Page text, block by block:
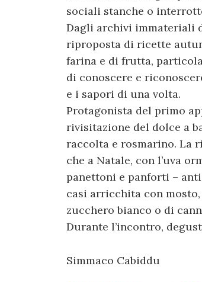
sociali stanche o
Dagli archivi immateriali
riproposta di ricette
farina e di frutta,
di conoscere e
e i sapori di una volta.
Protagonista del primo
rivisitazione del dolce a
raccolta e rosmarino. La
che a Natale, con l’uva
panettoni e panforti –
casi arricchita con
zucchero bianco o di
Durante l’incontro,
Simmaco Cabiddu